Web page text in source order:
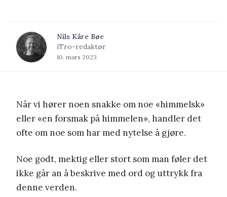
Nils Kåre Bøe
iTro-redaktør
10. mars 2023
Når vi hører noen snakke om noe «himmelsk»
eller «en forsmak på himmelen», handler det
ofte om noe som har med nytelse å gjøre.
Noe godt, mektig eller stort som man føler det
ikke går an å beskrive med ord og uttrykk fra
denne verden.